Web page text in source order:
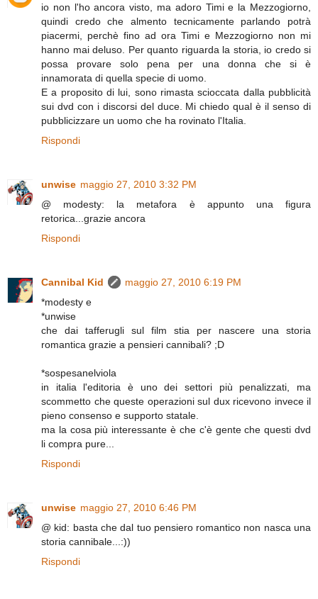
io non l'ho ancora visto, ma adoro Timi e la Mezzogiorno,
quindi credo che almento tecnicamente parlando potrà
piacermi, perchè fino ad ora Timi e Mezzogiorno non mi
hanno mai deluso. Per quanto riguarda la storia, io credo si
possa provare solo pena per una donna che si è
innamorata di quella specie di uomo.
E a proposito di lui, sono rimasta scioccata dalla pubblicità
sui dvd con i discorsi del duce. Mi chiedo qual è il senso di
pubblicizzare un uomo che ha rovinato l'Italia.
Rispondi
unwise maggio 27, 2010 3:32 PM
@ modesty: la metafora è appunto una figura
retorica...grazie ancora
Rispondi
Cannibal Kid
maggio 27, 2010 6:19 PM
*modesty e
*unwise
che dai tafferugli sul film stia per nascere una storia
romantica grazie a pensieri cannibali? ;D
*sospesanelviola
in italia l'editoria è uno dei settori più penalizzati, ma
scommetto che queste operazioni sul dux ricevono invece il
pieno consenso e supporto statale.
ma la cosa più interessante è che c'è gente che questi dvd
li compra pure...
Rispondi
unwise maggio 27, 2010 6:46 PM
@ kid: basta che dal tuo pensiero romantico non nasca una
storia cannibale...:))
Rispondi